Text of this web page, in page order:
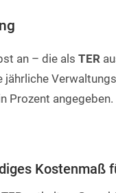
an – die als TER
jährliche
Prozent
Kostenmaß